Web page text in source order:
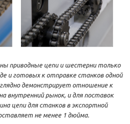
приводные цепи и шестерни только
и готовых к отправке станков одной
демонстрирует отношение к
внутренний рынок, и для поставок
цепи для станков в экспортной
не менее 1 дюйма.